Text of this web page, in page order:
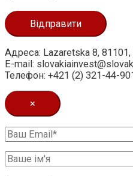
Адреса: Lazaretska 8,
E-mail:
Телефон: +421 (2) 321-44-
×